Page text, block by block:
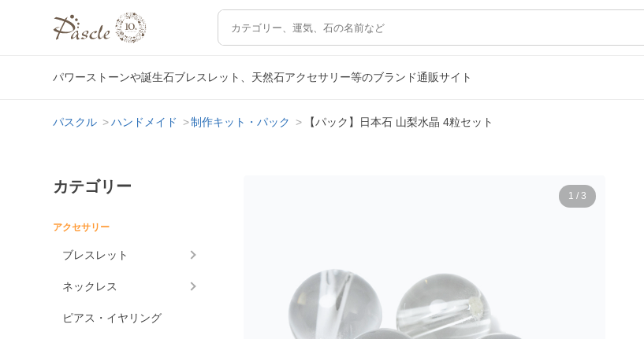
パワーストーンや誕生石ブレスレット、天然石アクセサリー等のブランド通販サイト
パスクル ハンドメイド 制作キット・パック 【パック】日本石 山梨水晶 4粒セット
カテゴリー
アクセサリー
ブレスレット
ネックレス
ピアス・イヤリング
1 / 3